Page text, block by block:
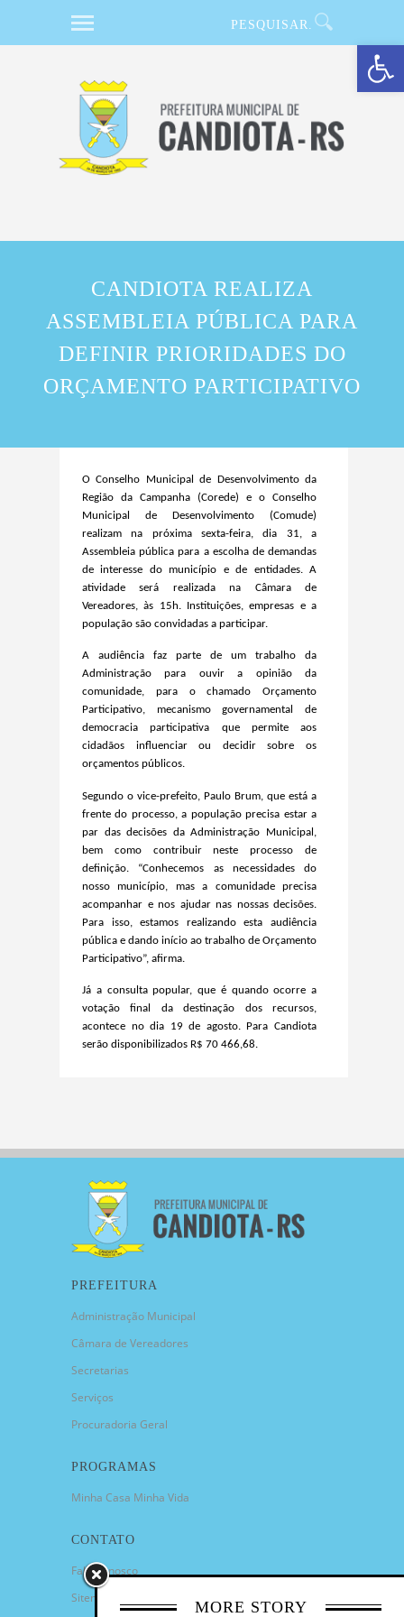
Barra de Ferramentas Aberta
CANDIOTA REALIZA
ASSEMBLEIA PÚBLICA PARA
DEFINIR PRIORIDADES DO
ORÇAMENTO PARTICIPATIVO
O Conselho Municipal de Desenvolvimento da
Região da Campanha (Corede) e o Conselho
Municipal de Desenvolvimento (Comude)
realizam na próxima sexta-feira, dia 31, a
Assembleia pública para a escolha de demandas
de interesse do município e de entidades. A
atividade será realizada na Câmara de
Vereadores, às 15h. Instituições, empresas e a
população são convidadas a participar.
A audiência faz parte de um trabalho da
Administração para ouvir a opinião da
comunidade, para o chamado Orçamento
Participativo, mecanismo governamental de
democracia participativa que permite aos
cidadãos influenciar ou decidir sobre os
orçamentos públicos.
Segundo o vice-prefeito, Paulo Brum, que está a
frente do processo, a população precisa estar a
par das decisões da Administração Municipal,
bem como contribuir neste processo de
definição. “Conhecemos as necessidades do
nosso município, mas a comunidade precisa
acompanhar e nos ajudar nas nossas decisões.
Para isso, estamos realizando esta audiência
pública e dando início ao trabalho de Orçamento
Participativo”, afirma.
Já a consulta popular, que é quando ocorre a
votação final da destinação dos recursos,
acontece no dia 19 de agosto. Para Candiota
serão disponibilizados R$ 70 466,68.
MORE STORY
PREFEITURA
Administração Municipal
Câmara de Vereadores
Secretarias
Serviços
Procuradoria Geral
PROGRAMAS
Minha Casa Minha Vida
CONTATO
Fale Conosco
Sitemap